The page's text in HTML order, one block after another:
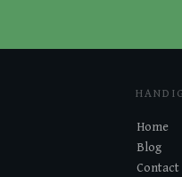
Home
Blog
Contact